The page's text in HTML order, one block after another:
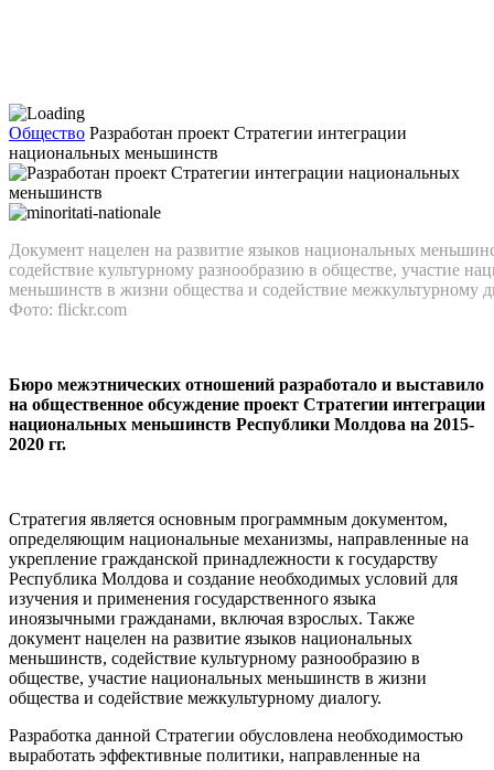
Общество Разработан проект Стратегии интеграции
национальных меньшинств
Документ нацелен на раз­витие языков национальных
содействие культурному разнообразию в обществе, участие
меньшинств в жизни общества и содействие межкультурному
Фото: flickr.com
Бюро межэтнических отношений разработа­ло и выставило
на общественное обсуждение проект Стратегии интеграции
национальных меньшинств Республики Молдова на 2015-
2020 гг.
Стратегия является основным программным доку­ментом,
определяющим национальные механизмы, направленные на
укрепление гражданской принад­лежности к государству
Республика Молдова и созда­ние необходимых условий для
изучения и применения государственного языка
иноязычными гражданами, включая взрослых. Также
документ нацелен на раз­витие языков национальных
меньшинств, содействие культурному разнообразию в
обществе, участие наци­ональных меньшинств в жизни
общества и содействие межкультурному диалогу.
Разработка данной Стратегии обусловлена необхо­димостью
выработать эффективные политики, направ­ленные на